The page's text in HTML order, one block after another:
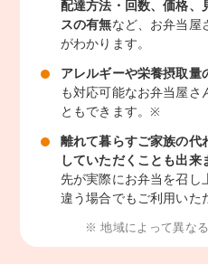
配達方法・回数、価格、
スの有無など、お弁当屋
がわかります。
アレルギーや栄養摂取量
も対応可能なお弁当屋さ
ともできます。※
離れて暮らすご家族の代
していただくことも出来
先が実際にお弁当を召し
違う場合でもご利用いた
※ 地域によって異な